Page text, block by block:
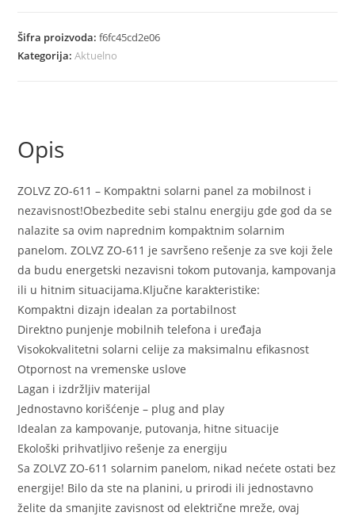
ZO
611
Mobilnih
Telefona
količina
Šifra proizvoda:f6fc45cd2e06
Kategorija:Aktuelno
Opis
ZOLVZ ZO-611 – Kompaktni solarni panel za mobilnost i
nezavisnost!Obezbedite sebi stalnu energiju gde god da se
nalazite sa ovim naprednim kompaktnim solarnim
panelom. ZOLVZ ZO-611 je savršeno rešenje za sve koji žele
da budu energetski nezavisni tokom putovanja, kampovanja
ili u hitnim situacijama.Ključne karakteristike:
Kompaktni dizajn idealan za portabilnost
Direktno punjenje mobilnih telefona i uređaja
Visokokvalitetni solarni celije za maksimalnu efikasnost
Otpornost na vremenske uslove
Lagan i izdržljiv materijal
Jednostavno korišćenje – plug and play
Idealan za kampovanje, putovanja, hitne situacije
Ekološki prihvatljivo rešenje za energiju
Sa ZOLVZ ZO-611 solarnim panelom, nikad nećete ostati bez
energije! Bilo da ste na planini, u prirodi ili jednostavno
želite da smanjite zavisnost od električne mreže, ovaj